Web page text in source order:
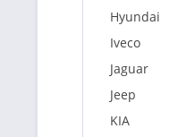
Hyundai
Iveco
Jaguar
Jeep
KIA